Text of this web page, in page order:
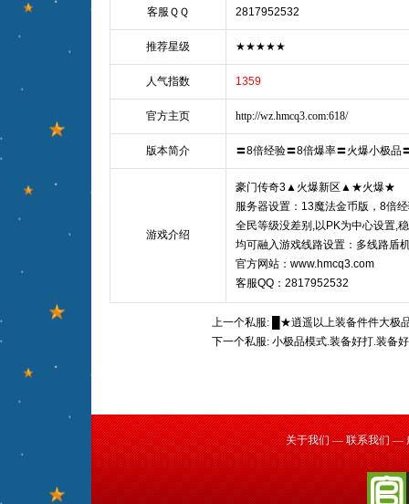
客服ＱＱ 2817952532
推荐星级 ★★★★★
人气指数 1359
官方主页 http://wz.hmcq3.com:618/
版本简介 〓8倍经验〓8倍爆率〓火爆小极品
游戏介绍
豪门传奇3▲火爆新区▲★火爆★
服务器设置：13魔法金币版，8倍
全民等级没差别,以PK为中心设置,
均可融入游戏线路设置：多线路盾
官方网站：www.hmcq3.com
客服QQ：2817952532
上一个私服:
█★逍遥以上装备件件大极
下一个私服: 小极品模式.装备好打.装备
关于我们 — 联系我们 —